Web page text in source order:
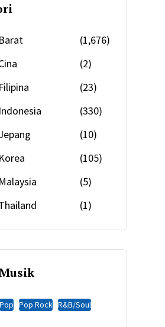
(1,676)
(2)
(23)
(330)
(10)
(105)
(5)
(1)
Pop Pop Rock R&B/Soul